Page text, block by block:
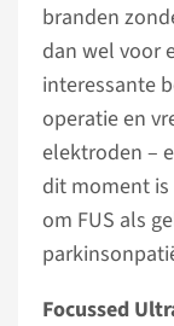
branden
dan wel voor
interessante
operatie en
elektroden –
dit moment is
om FUS als
Focussed